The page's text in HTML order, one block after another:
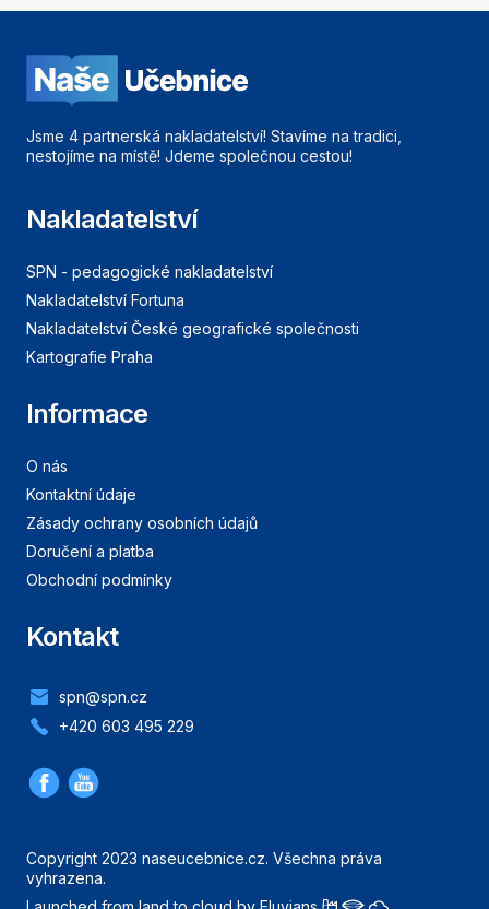
Jsme 4 partnerská nakladatelství! Stavíme na tradici,
nestojíme na místě! Jdeme společnou cestou!
Nakladatelství
SPN - pedagogické nakladatelství
Nakladatelství Fortuna
Nakladatelství České geografické společnosti
Kartografie Praha
Informace
O nás
Kontaktní údaje
Zásady ochrany osobních údajů
Doručení a platba
Obchodní podmínky
Kontakt
spn@spn.cz
+420 603 495 229
Copyright 2023 naseucebnice.cz. Všechna práva
vyhrazena.